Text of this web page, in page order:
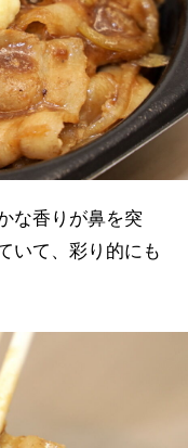
な香りが鼻を突
いて、彩り的にも